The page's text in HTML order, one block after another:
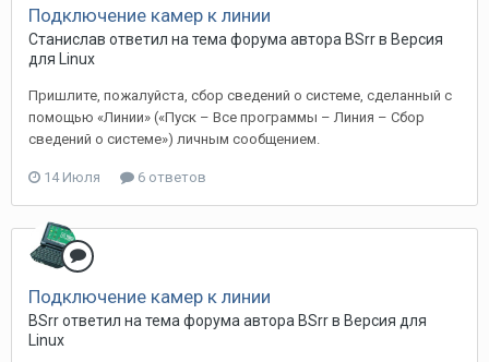
Подключение камер к линии
Станислав ответил на тема форума автора BSrr в Версия
для Linux
Пришлите, пожалуйста, сбор сведений о системе, сделанный с
помощью «Линии» («Пуск – Все программы – Линия – Сбор
сведений о системе») личным сообщением.
14 Июля 6 ответов
Подключение камер к линии
BSrr ответил на тема форума автора BSrr в Версия для
Linux